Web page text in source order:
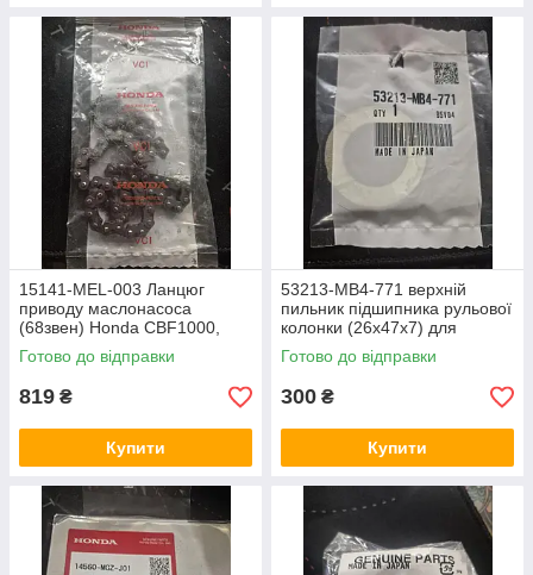
15141-MEL-003 Ланцюг
приводу маслонасоса
(68звен) Honda CBF1000,
Honda CB1000, Honda
CBR1000
Готово до відправки
819 ₴
Купити
53213-MB4-771 верхній
пильник підшипника рульової
колонки (26x47x7) для
быльшості мотоциклів Honda
Готово до відправки
300 ₴
Купити